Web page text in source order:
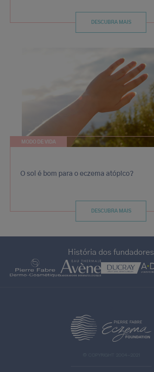
DESCUBRA MAIS
MODO DE VIDA
O sol é bom para o eczema atópico?
DESCUBRA MAIS
História dos fundadores
© COPYRIGHT 2004–2021